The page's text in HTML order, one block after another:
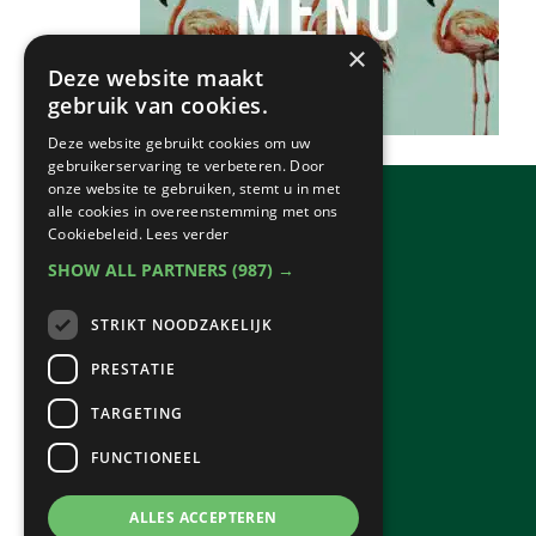
×
Deze website maakt
gebruik van cookies.
Deze website gebruikt cookies om uw
gebruikerservaring te verbeteren. Door
onze website te gebruiken, stemt u in met
alle cookies in overeenstemming met ons
Cookiebeleid. Lees verder
SHOW ALL PARTNERS (987) →
STRIKT NOODZAKELIJK
PRESTATIE
TARGETING
FUNCTIONEEL
ALLES ACCEPTEREN